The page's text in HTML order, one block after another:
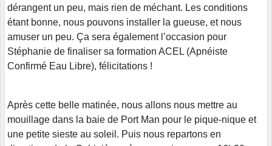
dérangent un peu, mais rien de méchant. Les conditions
étant bonne, nous pouvons installer la gueuse, et nous
amuser un peu. Ça sera également l’occasion pour
Stéphanie de finaliser sa formation ACEL (Apnéiste
Confirmé Eau Libre), félicitations !
Après cette belle matinée, nous allons nous mettre au
mouillage dans la baie de Port Man pour le pique-nique et
une petite sieste au soleil. Puis nous repartons en